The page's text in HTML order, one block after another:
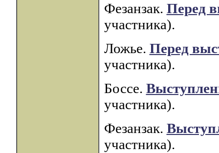
Фезанзак. Перед
участника).
Ложье. Перед
участника).
Боссе.
участника).
Фезанзак.
участника).